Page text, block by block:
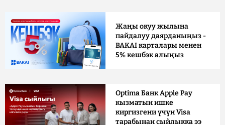
Жаңы окуу жылына
пайдалуу даярданыңыз -
BAKAI карталары менен
5% кешбэк алыңыз
Optima Банк Apple Pay
кызматын ишке
киргизгени үчүн Visa
тарабынан сыйлыкка ээ